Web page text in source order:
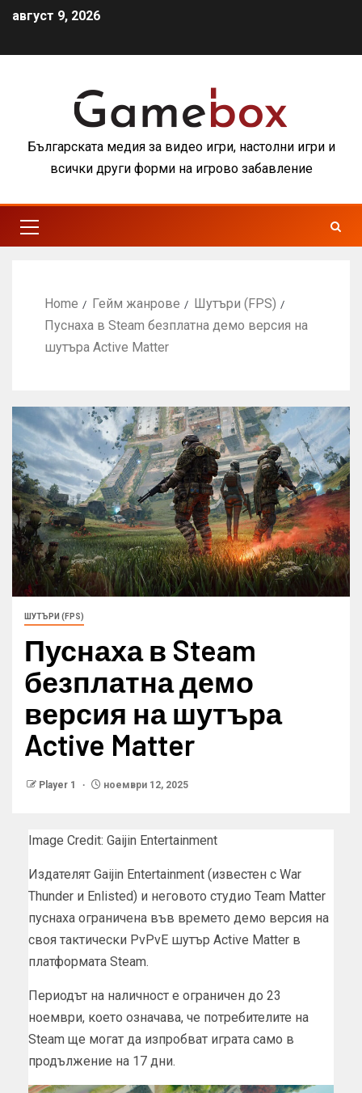
август 9, 2026
Българската медия за видео игри, настолни игри и
всички други форми на игрово забавление
Home Гейм жанрове
Шутъри (FPS)
Пуснаха в Steam безплатна демо версия на
шутъра Active Matter
ШУТЪРИ (FPS)
Пуснаха в Steam
безплатна демо
версия на шутъра
Active Matter
Player 1 ноември 12, 2025
Image Credit: Gaijin Entertainment
Издателят Gaijin Entertainment (известен с War
Thunder и Enlisted) и неговото студио Team Matter
пуснаха ограничена във времето демо версия на
своя тактически PvPvE шутър Active Matter в
платформата Steam.
Периодът на наличност е ограничен до 23
ноември, което означава, че потребителите на
Steam ще могат да изпробват играта само в
продължение на 17 дни.